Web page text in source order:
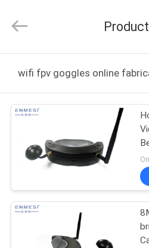
HUIS
PRODUCTEN
ONGEVEER
ONS
FABRIEKSREIS
Intelligence
Technology
All
Reserved.wifi fpv goggles online